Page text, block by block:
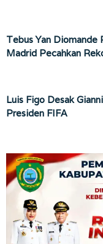
Tebus Yan Diomande
Madrid Pecahkan
Luis Figo Desak
Presiden FIFA